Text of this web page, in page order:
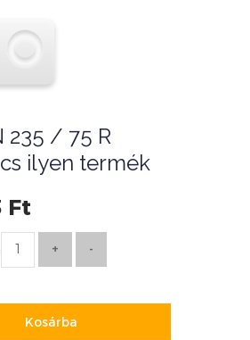
235 / 75 R
ilyen termék
Ft
Kosárba